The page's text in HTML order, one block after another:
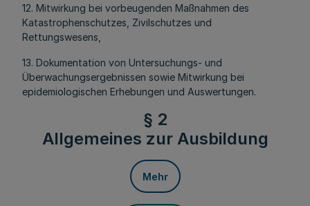
12. Mitwirkung bei vorbeugenden Maßnahmen des
Katastrophenschutzes, Zivilschutzes und
Rettungswesens,
13. Dokumentation von Untersuchungs- und
Überwachungsergebnissen sowie Mitwirkung bei
epidemiologischen Erhebungen und Auswertungen.
§ 2
Allgemeines zur Ausbildung
Mehr